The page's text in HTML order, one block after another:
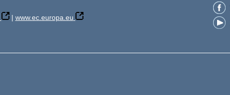
| www.ec.europa.eu